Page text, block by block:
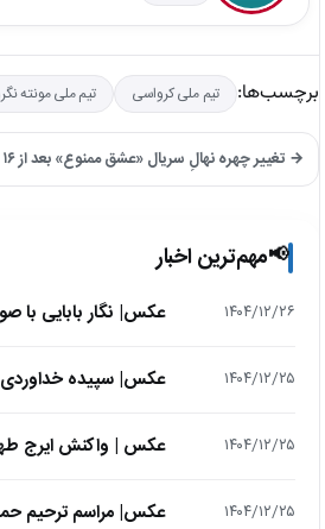
برچسب‌ها: تیم ملی کرواسی تیم ملی مونته
→ تغییر چهره نهالِ سریال «عشق ممنوع» بعد از ۱۶ سال شما را حیران می کند + عکس
📢مهم‌ترین اخبار
۱۴۰۴/۱۲/۲۶ عکس| نگار بابایی با
۱۴۰۴/۱۲/۲۵ عکس| سپیده خداوردی در 25 سالگی در اولین فیلمش در کنار
۱۴۰۴/۱۲/۲۵ عکس | واکنش ایرج
۱۴۰۴/۱۲/۲۵ عکس| مراسم ترحیم